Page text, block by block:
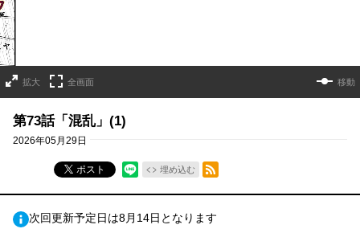
拡大 全画面 移動
第73話「混乱」(1)
2026年05月29日
ポスト 埋め込む
RSSフィード
次回更新予定日は8月14日となります